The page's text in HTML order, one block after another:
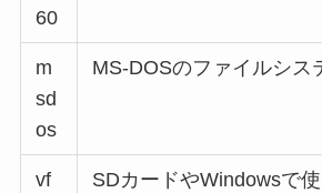
60
m
sd
os
MS-DOSのファイルシス
vf
SDカードやWindowsで